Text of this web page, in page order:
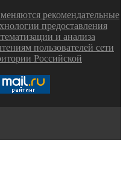
рекомендательные
предоставления
и анализа
пользователей сети
Российской